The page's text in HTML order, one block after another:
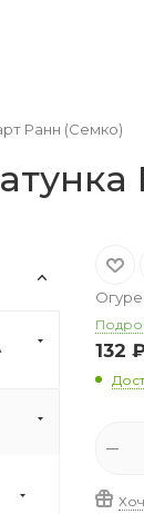
Ранн (Семко)
132